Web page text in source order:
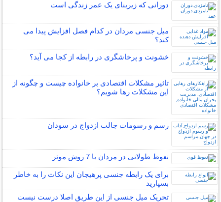
دورانی که زیربنای یک عمر زندگی‌ است
میل جنسی مردان در کدام فصل افزایش پیدا می
کند؟
خشونت و پرخاشگری در رابطه از کجا می آید؟
تاثیر مشکلات اقتصادی بر خانواده چیست و چگونه از
این مشکلات رها شویم؟
رسم و رسومات جالب ازدواج در سودان
نعوظ طولانی در مردان با 7 روش موثر
برای یک رابطه جنسی پرهیجان این نکات را به خاطر
بسپارید
تحریک میل جنسی از این طریق اصلا درست نیست